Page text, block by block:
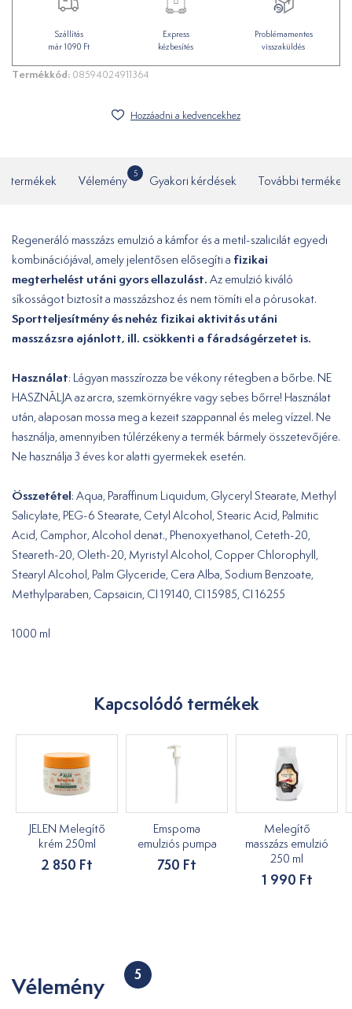
Szállítás
már 1090 Ft
Express
kézbesítés
Problémamentes
visszaküldés
Termékkód: 08594024911364
Hozzáadni a kedvencekhez
termékek Vélemény
5
Gyakori kérdések További termékek
Regeneráló masszázs emulzió a kámfor és a metil-szalicilát egyedi
kombinációjával, amely jelentősen elősegíti a fizikai
megterhelést utáni gyors ellazulást. Az emulzió kiváló
síkosságot biztosít a masszázshoz és nem tömíti el a pórusokat.
Sportteljesítmény és nehéz fizikai aktivitás utáni
masszázsra ajánlott, ill. csökkenti a fáradságérzetet is.
Használat: Lágyan masszírozza be vékony rétegben a bőrbe. NE
HASZNÁLJA az arcra, szemkörnyékre vagy sebes bőrre! Használat
után, alaposan mossa meg a kezeit szappannal és meleg vízzel. Ne
használja, amennyiben túlérzékeny a termék bármely összetevőjére.
Ne használja 3 éves kor alatti gyermekek esetén.
Összetétel: Aqua, Parafﬁnum Liquidum, Glyceryl Stearate, Methyl
Salicylate, PEG-6 Stearate, Cetyl Alcohol, Stearic Acid, Palmitic
Acid, Camphor, Alcohol denat., Phenoxyethanol, Ceteth-20,
Steareth-20, Oleth-20, Myristyl Alcohol, Copper Chlorophyll,
Stearyl Alcohol, Palm Glyceride, Cera Alba, Sodium Benzoate,
Methylparaben, Capsaicin, CI 19140, CI 15985, CI 16255
1000 ml
Kapcsolódó termékek
JELEN Melegítő
krém 250ml
2 850 Ft
Emspoma
emulziós pumpa
750 Ft
Melegítő
masszázs emulzió
250 ml
1 990 Ft
Vélemény 5